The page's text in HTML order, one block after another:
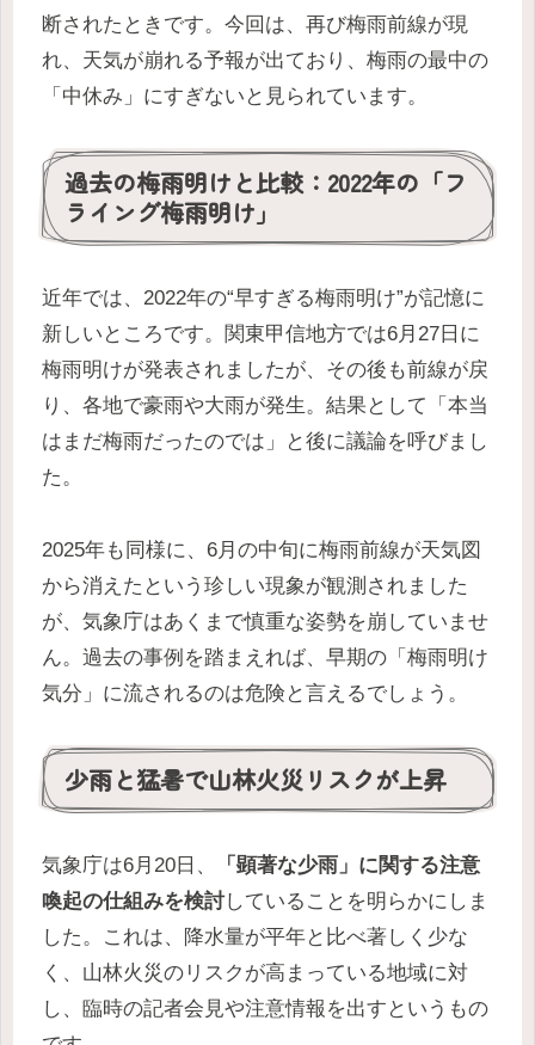
断されたときです。今回は、再び梅雨前線が現
れ、天気が崩れる予報が出ており、梅雨の最中の
「中休み」にすぎないと見られています。
過去の梅雨明けと比較：2022年の「フ
ライング梅雨明け」
近年では、2022年の“早すぎる梅雨明け”が記憶に
新しいところです。関東甲信地方では6月27日に
梅雨明けが発表されましたが、その後も前線が戻
り、各地で豪雨や大雨が発生。結果として「本当
はまだ梅雨だったのでは」と後に議論を呼びまし
た。
2025年も同様に、6月の中旬に梅雨前線が天気図
から消えたという珍しい現象が観測されました
が、気象庁はあくまで慎重な姿勢を崩していませ
ん。過去の事例を踏まえれば、早期の「梅雨明け
気分」に流されるのは危険と言えるでしょう。
少雨と猛暑で山林火災リスクが上昇
気象庁は6月20日、
「顕著な少雨」に関する注意
喚起の仕組みを検討していることを明らかにしま
した。これは、降水量が平年と比べ著しく少な
く、山林火災のリスクが高まっている地域に対
し、臨時の記者会見や注意情報を出すというもの